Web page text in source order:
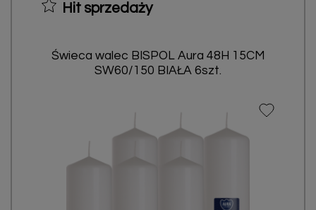
Hit sprzedaży
Świeca walec BISPOL Aura 48H 15CM
SW60/150 BIAŁA 6szt.